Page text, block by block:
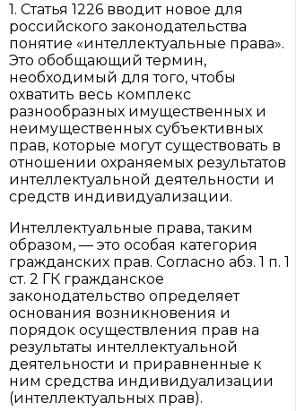
1. Статья 1226 вводит новое для
российского законодательства
понятие «интеллектуальные права».
Это обобщающий термин,
необходимый для того, чтобы
охватить весь комплекс
разнообразных имущественных и
неимущественных субъективных
прав, которые могут существовать в
отношении охраняемых результатов
интеллектуальной деятельности и
средств индивидуализации.
Интеллектуальные права, таким
образом, — это особая категория
гражданских прав. Согласно абз. 1 п. 1
ст. 2 ГК гражданское
законодательство определяет
основания возникновения и
порядок осуществления прав на
результаты интеллектуальной
деятельности и приравненные к
ним средства индивидуализации
(интеллектуальных прав).